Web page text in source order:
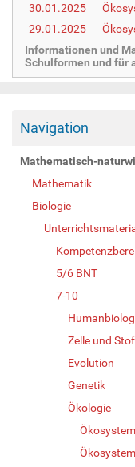
30.01.2025
29.01.2025
Informationen und
Schulformen und für
Navigation
Mathematisch-
Mathematik
Biologie
5/6 BNT
7-10
Zelle und
Evolution
Genetik
Ökologie